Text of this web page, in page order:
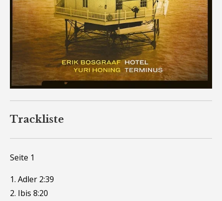
Trackliste
Seite 1
1. Adler 2:39
2. Ibis 8:20